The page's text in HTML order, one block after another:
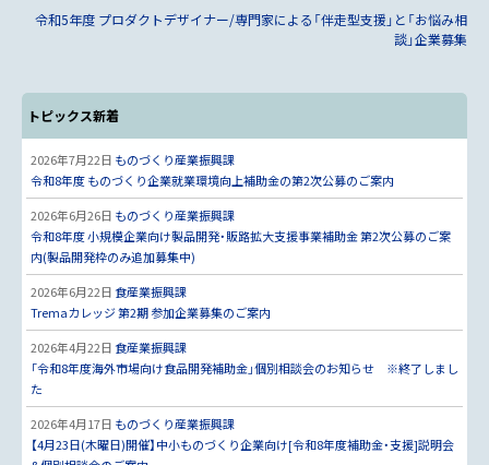
令和5年度 プロダクトデザイナー/専門家による「伴走型支援」と「お悩み相
談」企業募集
トピックス新着
2026年7月22日 ものづくり産業振興課
令和8年度 ものづくり企業就業環境向上補助金の第2次公募のご案内
2026年6月26日 ものづくり産業振興課
令和8年度 小規模企業向け製品開発・販路拡大支援事業補助金 第2次公募のご案
内(製品開発枠のみ追加募集中)
2026年6月22日食産業振興課
Tremaカレッジ 第2期 参加企業募集のご案内
2026年4月22日食産業振興課
「令和8年度海外市場向け食品開発補助金」個別相談会のお知らせ ※終了しまし
た
2026年4月17日 ものづくり産業振興課
【4月23日(木曜日)開催】中小ものづくり企業向け[令和8年度補助金・支援]説明会